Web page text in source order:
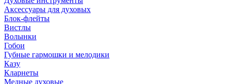
Аксессуары для духовых
Блок-флейты
Вистлы
Волынки
Гобои
Губные гармошки и мелодики
Казу
Кларнеты
Медные духовые